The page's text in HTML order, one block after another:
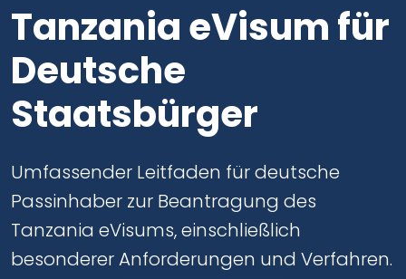
Tanzania eVisum für
Deutsche
Staatsbürger
Umfassender Leitfaden für deutsche
Passinhaber zur Beantragung des
Tanzania eVisums, einschließlich
besonderer Anforderungen und Verfahren.